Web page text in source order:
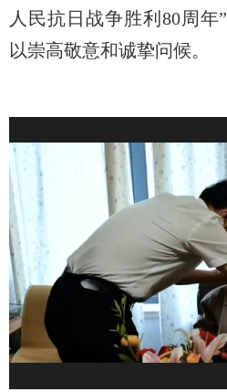
人民抗日战争胜利 80周年”
以崇高敬意和诚挚问候。